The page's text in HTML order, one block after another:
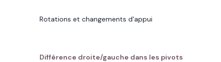
Rotations et changements d'appui
Différence droite/gauche dans les pivots